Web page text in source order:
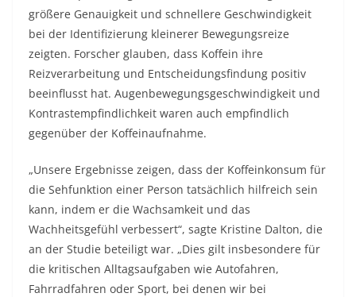
größere Genauigkeit und schnellere Geschwindigkeit
bei der Identifizierung kleinerer Bewegungsreize
zeigten. Forscher glauben, dass Koffein ihre
Reizverarbeitung und Entscheidungsfindung positiv
beeinflusst hat. Augenbewegungsgeschwindigkeit und
Kontrastempfindlichkeit waren auch empfindlich
gegenüber der Koffeinaufnahme.
„Unsere Ergebnisse zeigen, dass der Koffeinkonsum für
die Sehfunktion einer Person tatsächlich hilfreich sein
kann, indem er die Wachsamkeit und das
Wachheitsgefühl verbessert“, sagte Kristine Dalton, die
an der Studie beteiligt war. „Dies gilt insbesondere für
die kritischen Alltagsaufgaben wie Autofahren,
Fahrradfahren oder Sport, bei denen wir bei